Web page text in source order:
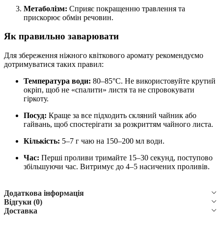
Метаболізм: Сприяє покращенню травлення та
прискорює обмін речовин.
Як правильно заварювати
Для збереження ніжного квіткового аромату рекомендуємо
дотримуватися таких правил:
Температура води: 80–85°C. Не використовуйте крутий
окріп, щоб не «спалити» листя та не спровокувати
гіркоту.
Посуд: Краще за все підходить скляний чайник або
гайвань, щоб спостерігати за розкриттям чайного листа.
Кількість: 5–7 г чаю на 150–200 мл води.
Час: Перші проливи тримайте 15–30 секунд, поступово
збільшуючи час. Витримує до 4–5 насичених проливів.
Додаткова інформація
Відгуки (0)
Доставка